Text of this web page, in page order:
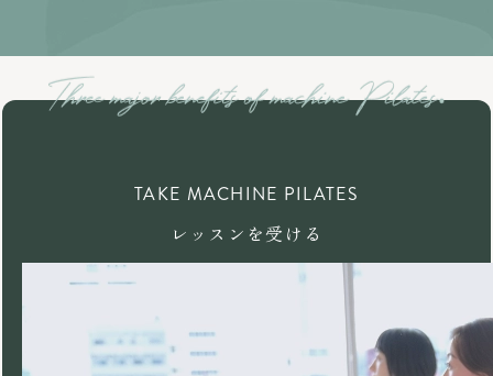
TAKE MACHINE PILATES
レッスンを受ける